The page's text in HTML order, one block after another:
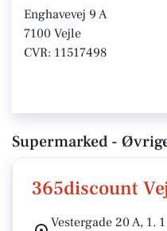
Enghavevej 9 A
7100 Vejle
CVR: 11517498
Supermarked -
365discount
Vestergade 20 A, 1. 1